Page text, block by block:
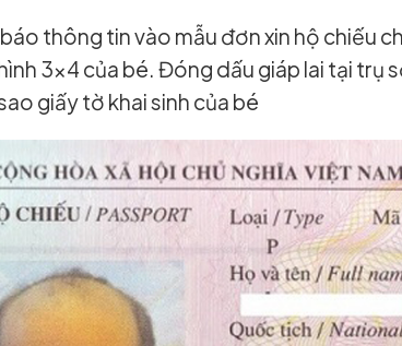
thông tin vào mẫu đơn xin hộ chiếu
3×4 của bé. Đóng dấu giáp lai tại trụ
giấy tờ khai sinh của bé